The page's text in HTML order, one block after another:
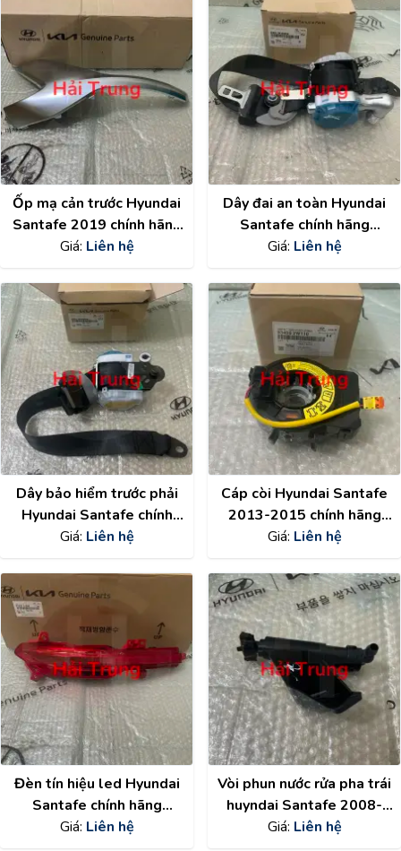
Ốp mạ cản trước Hyundai
Santafe 2019 chính hãng
86578S1600
Giá: Liên hệ
Dây đai an toàn Hyundai
Santafe chính hãng
888102W300RYN
Giá: Liên hệ
Dây bảo hiểm trước phải
Hyundai Santafe chính
hãng 888202W300RYN
Giá: Liên hệ
Cáp còi Hyundai Santafe
2013-2015 chính hãng
934902W110
Giá: Liên hệ
Đèn tín hiệu led Hyundai
Santafe chính hãng
92406S1600
Giá: Liên hệ
Vòi phun nước rửa pha trái
huyndai Santafe 2008-
2018 986712W500
Giá: Liên hệ